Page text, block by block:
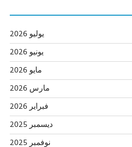
يوليو 2026
يونيو 2026
مايو 2026
مارس 2026
فبراير 2026
ديسمبر 2025
نوفمبر 2025